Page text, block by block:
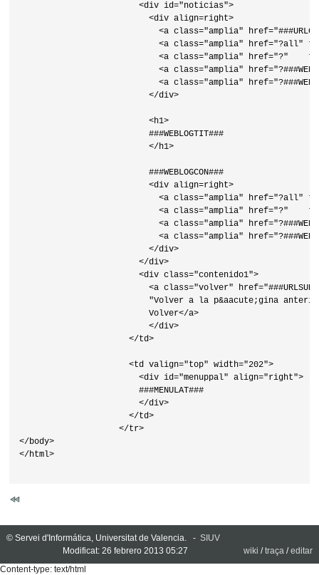
                        <div id="noticias">
                          <div align=right>
<a class="amplia"
<a class="amplia" href="?all"
<a class="amplia" href="?"
<a class="amplia"
<a class="amplia"
                          </div>
                          <h1>
                          ###WEBLOGTIT###
                          </h1>
                          ###WEBLOGCON###
                          <div align=right>
<a class="amplia" href="?all"
<a class="amplia" href="?"
<a class="amplia"
<a class="amplia"
                          </div>
                        </div>
                        <div class="contenido1">
<a class="volver"
"Volver a la p&aacute;gina
                          Volver</a>
                          </div>
                      </td>
                      <td valign="top" width="202">
                        <div id="menuppal" align="right">
                        ###MENULAT###
                        </div>
                      </td>
                    </tr>
</body>
</html>
© Servei d'Informática, Universitat de Valencia. - SIUV
Modificat: 26 febrero 2013 05:27
wiki /traça /editar
Content-type: text/html